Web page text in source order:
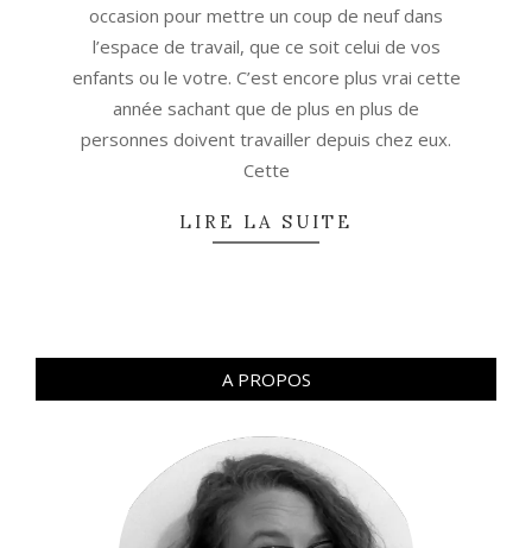
occasion pour mettre un coup de neuf dans
l’espace de travail, que ce soit celui de vos
enfants ou le votre. C’est encore plus vrai cette
année sachant que de plus en plus de
personnes doivent travailler depuis chez eux.
Cette
LIRE LA SUITE
A PROPOS